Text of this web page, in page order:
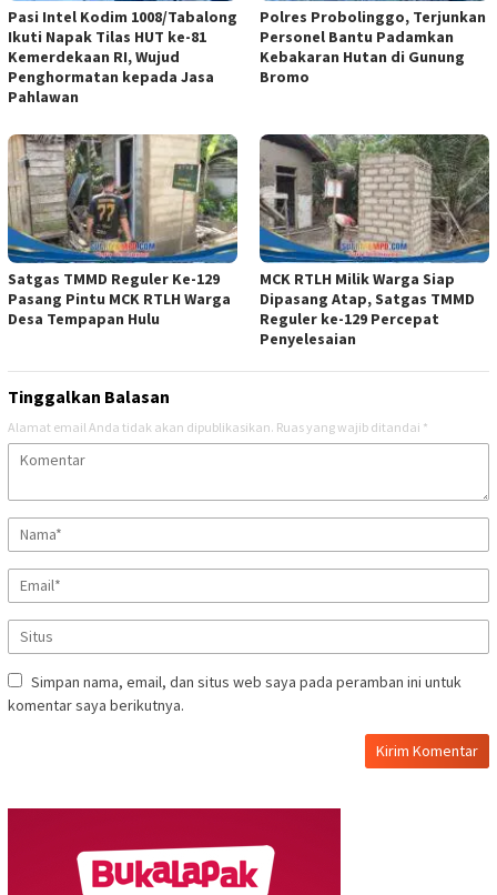
Pasi Intel Kodim 1008/Tabalong
Ikuti Napak Tilas HUT ke-81
Kemerdekaan RI, Wujud
Penghormatan kepada Jasa
Pahlawan
Polres Probolinggo, Terjunkan
Personel Bantu Padamkan
Kebakaran Hutan di Gunung
Bromo
Satgas TMMD Reguler Ke-129
Pasang Pintu MCK RTLH Warga
Desa Tempapan Hulu
MCK RTLH Milik Warga Siap
Dipasang Atap, Satgas TMMD
Reguler ke-129 Percepat
Penyelesaian
Tinggalkan Balasan
Alamat email Anda tidak akan dipublikasikan. Ruas yang wajib ditandai *
Simpan nama, email, dan situs web saya pada peramban ini untuk
komentar saya berikutnya.